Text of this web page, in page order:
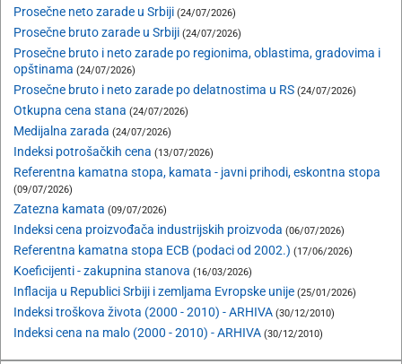
Prosečne neto zarade u Srbiji (24/07/2026)
Prosečne bruto zarade u Srbiji (24/07/2026)
Prosečne bruto i neto zarade po regionima, oblastima, gradovima i
opštinama (24/07/2026)
Prosečne bruto i neto zarade po delatnostima u RS (24/07/2026)
Otkupna cena stana (24/07/2026)
Medijalna zarada (24/07/2026)
Indeksi potrošačkih cena (13/07/2026)
Referentna kamatna stopa, kamata - javni prihodi, eskontna stopa
(09/07/2026)
Zatezna kamata (09/07/2026)
Indeksi cena proizvođača industrijskih proizvoda (06/07/2026)
Referentna kamatna stopa ECB (podaci od 2002.) (17/06/2026)
Koeficijenti - zakupnina stanova (16/03/2026)
Inflacija u Republici Srbiji i zemljama Evropske unije (25/01/2026)
Indeksi troškova života (2000 - 2010) - ARHIVA (30/12/2010)
Indeksi cena na malo (2000 - 2010) - ARHIVA (30/12/2010)